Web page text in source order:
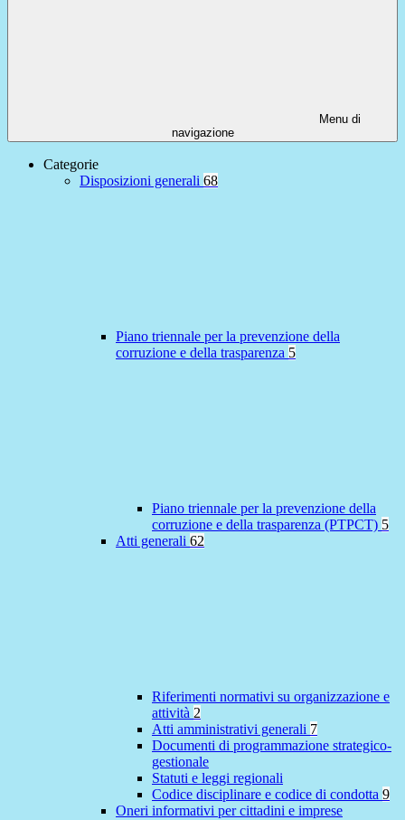
Menu di
navigazione
Categorie
Disposizioni generali 68
Piano triennale per la prevenzione della
corruzione e della trasparenza 5
Piano triennale per la prevenzione della
corruzione e della trasparenza (PTPCT) 5
Atti generali 62
Riferimenti normativi su organizzazione e
attività 2
Atti amministrativi generali 7
Documenti di programmazione strategico-
gestionale
Statuti e leggi regionali
Codice disciplinare e codice di condotta 9
Oneri informativi per cittadini e imprese